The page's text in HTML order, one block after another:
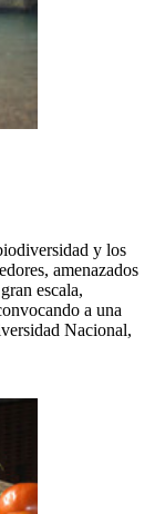
y los
amenazados
escala,
a una
Nacional,